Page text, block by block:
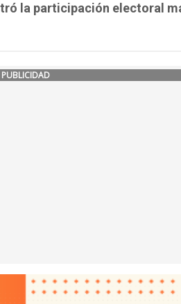
la participación electoral
PUBLICIDAD